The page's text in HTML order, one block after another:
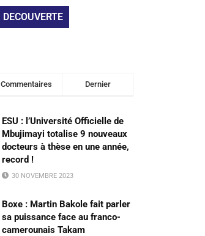
DECOUVERTE
Commentaires Dernier
ESU : l’Université Officielle de
Mbujimayi totalise 9 nouveaux
docteurs à thèse en une année,
record !
30 NOVEMBRE 2023
Boxe : Martin Bakole fait parler
sa puissance face au franco-
camerounais Takam